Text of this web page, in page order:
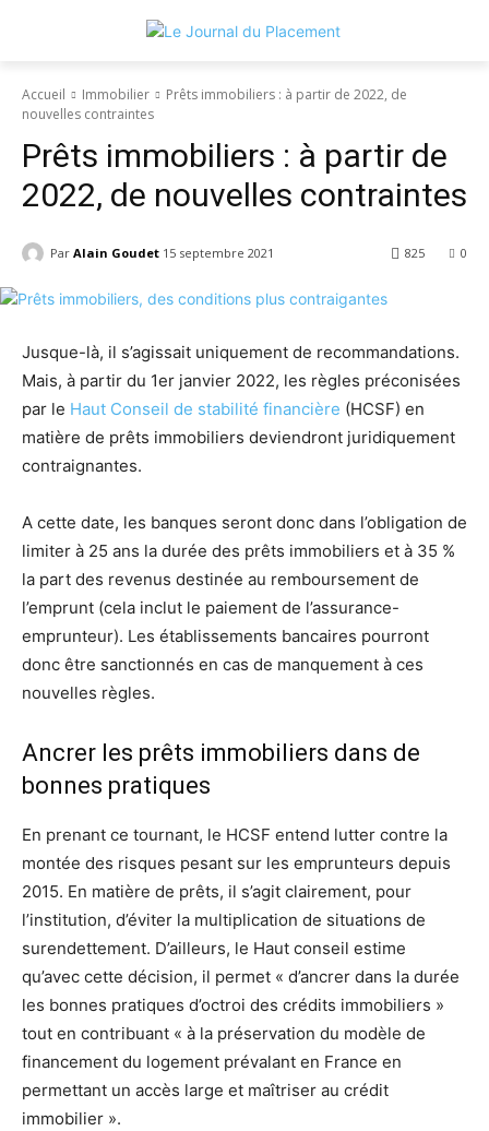
Accueil Immobilier
Prêts immobiliers : à partir de 2022, de
nouvelles contraintes
Prêts immobiliers : à partir de
2022, de nouvelles contraintes
Par Alain Goudet 15 septembre 2021 0
825
Jusque-là, il s’agissait uniquement de recommandations.
Mais, à partir du 1er janvier 2022, les règles préconisées
par le Haut Conseil de stabilité financière (HCSF) en
matière de prêts immobiliers deviendront juridiquement
contraignantes.
A cette date, les banques seront donc dans l’obligation de
limiter à 25 ans la durée des prêts immobiliers et à 35 %
la part des revenus destinée au remboursement de
l’emprunt (cela inclut le paiement de l’assurance-
emprunteur). Les établissements bancaires pourront
donc être sanctionnés en cas de manquement à ces
nouvelles règles.
Ancrer les prêts immobiliers dans de
bonnes pratiques
En prenant ce tournant, le HCSF entend lutter contre la
montée des risques pesant sur les emprunteurs depuis
2015. En matière de prêts, il s’agit clairement, pour
l’institution, d’éviter la multiplication de situations de
surendettement. D’ailleurs, le Haut conseil estime
qu’avec cette décision, il permet « d’ancrer dans la durée
les bonnes pratiques d’octroi des crédits immobiliers »
tout en contribuant « à la préservation du modèle de
financement du logement prévalant en France en
permettant un accès large et maîtriser au crédit
immobilier ».